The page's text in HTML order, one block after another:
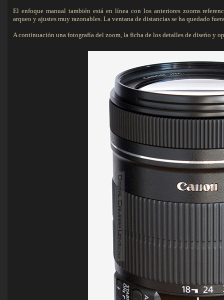
El enfoque manual también está en línea con los anteriores zooms
arqueo y ajustes muy razonables. La ventana de distancias se ha quedado
A continuación una fotografía del zoom, la ficha de los detalles de diseńo y